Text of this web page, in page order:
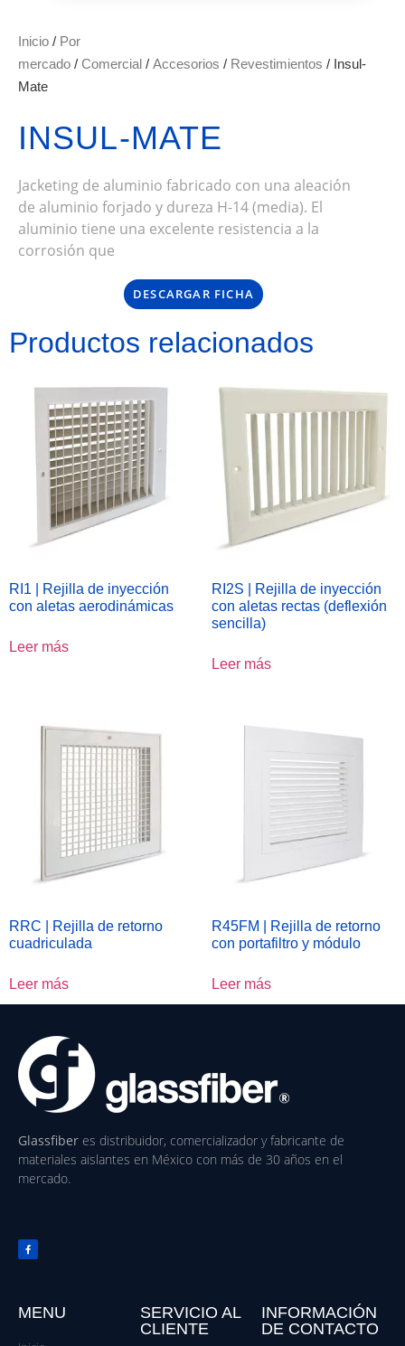
Inicio / Por
mercado / Comercial / Accesorios / Revestimientos / Insul-
Mate
INSUL-MATE
Jacketing de aluminio fabricado con una aleación
de aluminio forjado y dureza H-14 (media). El
aluminio tiene una excelente resistencia a la
corrosión que
DESCARGAR FICHA
Productos relacionados
RI1 | Rejilla de inyección
con aletas aerodinámicas
Leer más
RI2S | Rejilla de inyección
con aletas rectas (deflexión
sencilla)
Leer más
RRC | Rejilla de retorno
cuadriculada
Leer más
R45FM | Rejilla de retorno
con portafiltro y módulo
Leer más
Glassfiber es distribuidor, comercializador y fabricante de
materiales aislantes en México con más de 30 años en el
mercado.
MENU
SERVICIO AL
CLIENTE
INFORMACIÓN
DE CONTACTO